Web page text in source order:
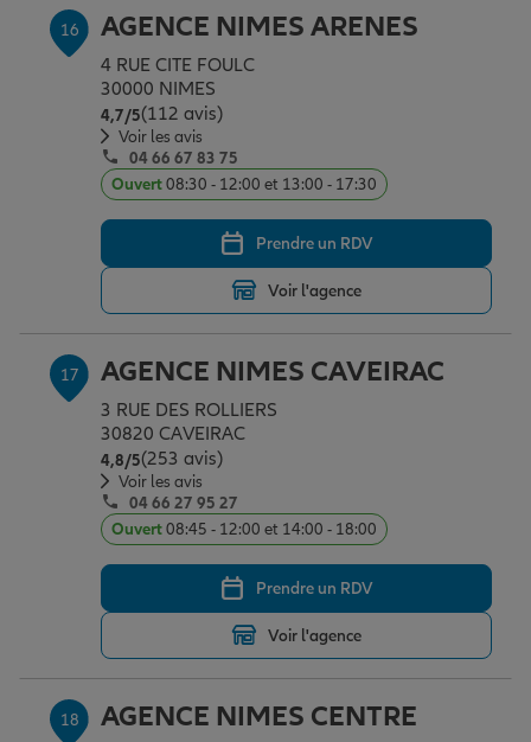
16 AGENCE NIMES ARENES
4 RUE CITE FOULC
30000 NIMES
4,7/5Note de 4.7 sur 5
(112 avis)
Voir les avis
04 66 67 83 75
Ouvert08:30 - 12:00 et 13:00 - 17:30
Prendre un RDV
Voir l'agence
17 AGENCE NIMES CAVEIRAC
3 RUE DES ROLLIERS
30820 CAVEIRAC
4,8/5Note de 4.8 sur 5
(253 avis)
Voir les avis
04 66 27 95 27
Ouvert08:45 - 12:00 et 14:00 - 18:00
Prendre un RDV
Voir l'agence
18 AGENCE NIMES CENTRE